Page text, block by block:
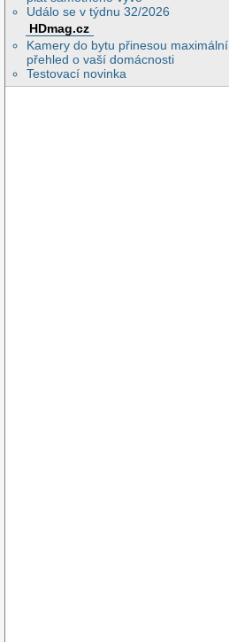
Událo se v týdnu 32/2026
HDmag.cz
Kamery do bytu přinesou maximální
přehled o vaší domácnosti
Testovací novinka